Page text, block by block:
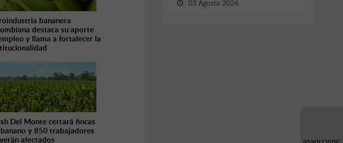
bananera
destaca su aporte
y llama a fortalecer la
Del Monte cerrará fincas
y 850 trabajadores
afectados
03 Agosto 2026